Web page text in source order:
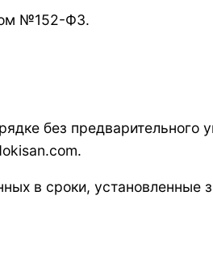
№152-ФЗ.
без предварительного
в сроки, установленные